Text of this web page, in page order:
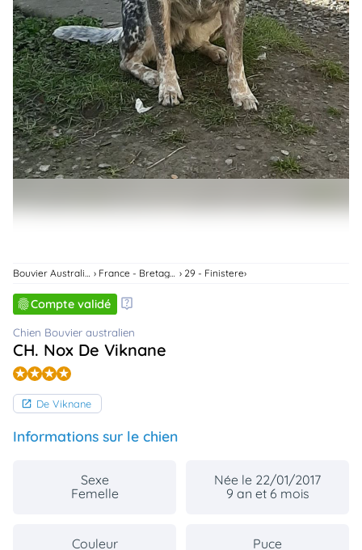
Connexion
29 - Finistere
Compte validé
Chien Bouvier australien
CH. Nox De Viknane
De Viknane
Informations sur le chien
Sexe
Femelle
Née le 22/01/2017
9 an et 6 mois
Couleur
Puce